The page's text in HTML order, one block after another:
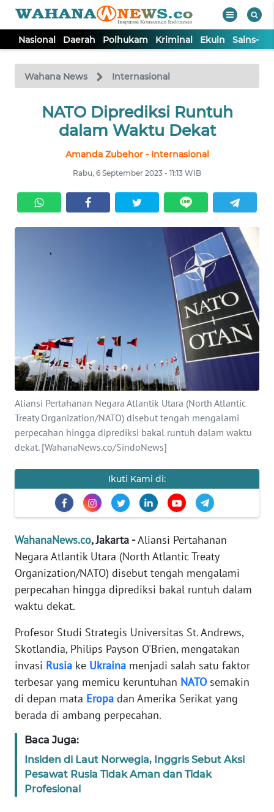
Nasional Daerah Polhukam Kriminal Ekuin Sains-
Wahana News Internasional
NATO Diprediksi Runtuh
dalam Waktu Dekat
Amanda Zubehor - Internasional
Rabu, 6 September 2023 - 11:13 WIB
Aliansi Pertahanan Negara Atlantik Utara (North Atlantic
Treaty Organization/NATO) disebut tengah mengalami
perpecahan hingga diprediksi bakal runtuh dalam waktu
dekat. [WahanaNews.co/SindoNews]
Ikuti Kami di:
WahanaNews.co, Jakarta -Aliansi Pertahanan
Negara Atlantik Utara (North Atlantic Treaty
Organization/NATO) disebut tengah mengalami
perpecahan hingga diprediksi bakal runtuh dalam
waktu dekat.
Profesor Studi Strategis Universitas St. Andrews,
Skotlandia, Philips Payson O'Brien, mengatakan
invasi Rusia ke Ukraina menjadi salah satu faktor
terbesar yang memicu keruntuhan NATO semakin
di depan mata Eropa dan Amerika Serikat yang
berada di ambang perpecahan.
Baca Juga:
Insiden di Laut Norwegia, Inggris Sebut Aksi
Pesawat Rusia Tidak Aman dan Tidak
Profesional
TV
Tutup
NASIONAL
KRIMINAL
INTERNASIONAL
SERBA-SERBI
PENDIDIKAN
OLAHRAGA
OPINI
EDITORIAL
Informasi
INDEKS
BERITA
KAMI
INFO
IKLAN
TENTANG
PEDOMAN
MEDIA
SIBER